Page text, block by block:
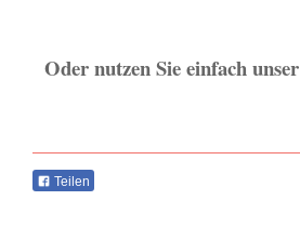
Oder nutzen Sie einfach unser
Teilen